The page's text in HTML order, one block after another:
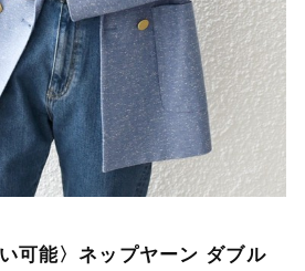
可能〉ネップヤーン ダブル